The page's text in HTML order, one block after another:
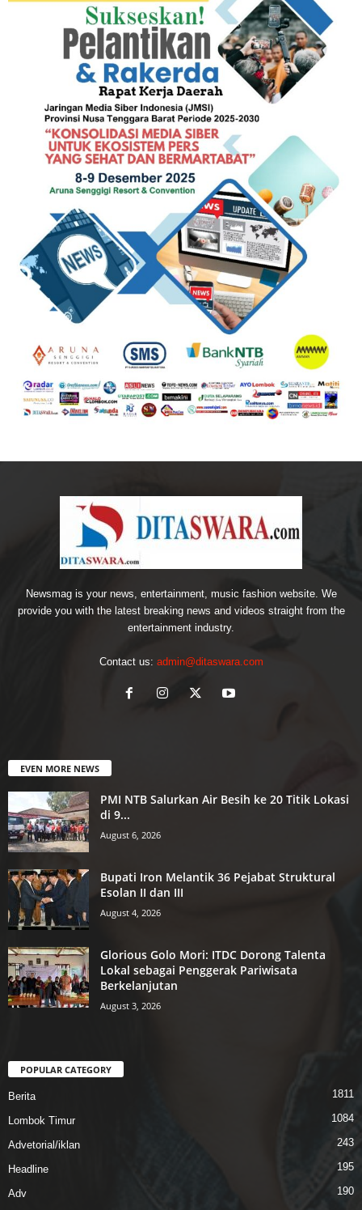
Newsmag is your news, entertainment, music fashion website. We
provide you with the latest breaking news and videos straight from the
entertainment industry.
Contact us: admin@ditaswara.com
EVEN MORE NEWS
PMI NTB Salurkan Air Besih ke 20 Titik Lokasi
di 9...
August 6, 2026
Bupati Iron Melantik 36 Pejabat Struktural
Esolan II dan III
August 4, 2026
Glorious Golo Mori: ITDC Dorong Talenta
Lokal sebagai Penggerak Pariwisata
Berkelanjutan
August 3, 2026
POPULAR CATEGORY
Berita 1811
Lombok Timur 1084
Advetorial/iklan 243
Headline 195
Adv
190